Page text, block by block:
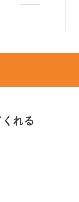
れる